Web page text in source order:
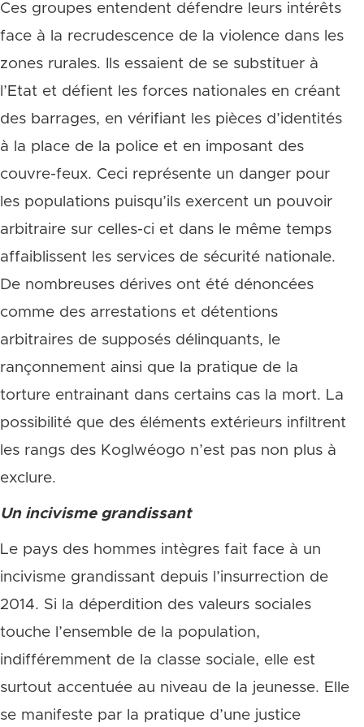
Ces groupes entendent défendre leurs intérêts
face à la recrudescence de la violence dans les
zones rurales. Ils essaient de se substituer à
l’Etat et défient les forces nationales en créant
des barrages, en vérifiant les pièces d’identités
à la place de la police et en imposant des
couvre-feux. Ceci représente un danger pour
les populations puisqu’ils exercent un pouvoir
arbitraire sur celles-ci et dans le même temps
affaiblissent les services de sécurité nationale.
De nombreuses dérives ont été dénoncées
comme des arrestations et détentions
arbitraires de supposés délinquants, le
rançonnement ainsi que la pratique de la
torture entrainant dans certains cas la mort. La
possibilité que des éléments extérieurs infiltrent
les rangs des Koglwéogo n’est pas non plus à
exclure.
Un incivisme grandissant
Le pays des hommes intègres fait face à un
incivisme grandissant depuis l’insurrection de
2014. Si la déperdition des valeurs sociales
touche l’ensemble de la population,
indifféremment de la classe sociale, elle est
surtout accentuée au niveau de la jeunesse. Elle
se manifeste par la pratique d’une justice